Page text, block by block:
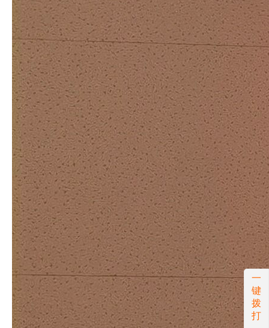
一
键
拨
打